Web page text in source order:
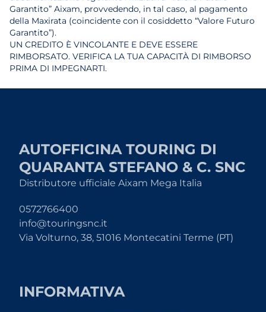
Garantito” Aixam, provvedendo, in tal caso, al pagamento
della Maxirata (coincidente con il cosiddetto “Valore Futuro
Garantito”).
UN CREDITO È VINCOLANTE E DEVE ESSERE
RIMBORSATO. VERIFICA LA TUA CAPACITÀ DI RIMBORSO
PRIMA DI IMPEGNARTI.
AUTOFFICINA TOURING DI
QUARANTA STEFANO & C. SNC
Distributore ufficiale Aixam Mega Italia
0572766400
info@touringsnc.it
Via Volturno, 38, 51016 Montecatini Terme (PT)
INFORMATIVA